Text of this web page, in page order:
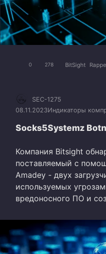
0 278 BitSight
SEC-1275
08.11.2023Индикаторы
Socks5Systemz
Компания Bitsight
поставляемый с
Amadey - двух
используемых
вредоносного ПО и